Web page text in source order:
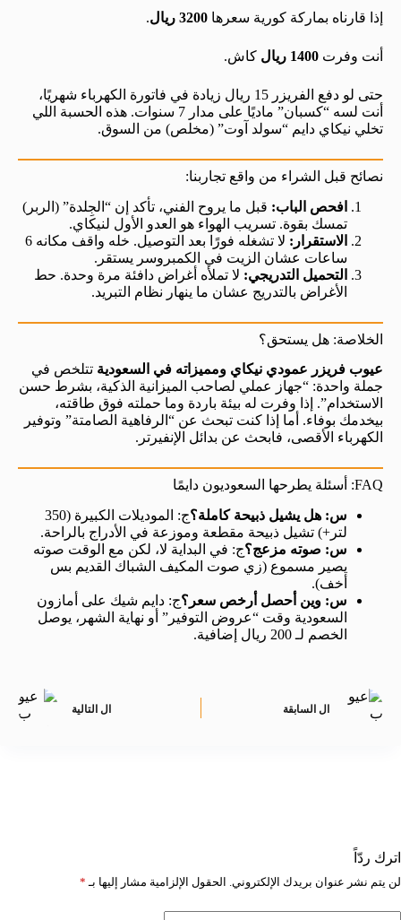
إذا قارناه بماركة كورية سعرها 3200 ريال .
أنت وفرت 1400 ريال كاش.
حتى لو دفع الفريزر 15 ريال زيادة في فاتورة الكهرباء شهريًا،
أنت لسه “كسبان” ماديًا على مدار 7 سنوات. هذه الحسبة اللي
تخلي نيكاي دايم “سولد آوت” (مخلص) من السوق.
نصائح قبل الشراء من واقع تجاربنا:
افحص الباب: قبل ما يروح الفني، تأكد إن “الجِلدة” (الربر)
تمسك بقوة. تسريب الهواء هو العدو الأول لنيكاي.
الاستقرار:
لا تشغله فورًا بعد التوصيل. خله واقف مكانه 6
ساعات عشان الزيت في الكمبروسر يستقر.
التحميل التدريجي: لا تملأه أغراض دافئة مرة وحدة. حط
الأغراض بالتدريج عشان ما ينهار نظام التبريد.
الخلاصة: هل يستحق؟
عيوب فريزر عمودي نيكاي ومميزاته في السعودية تتلخص في
جملة واحدة: “جهاز عملي لصاحب الميزانية الذكية، بشرط حسن
الاستخدام”. إذا وفرت له بيئة باردة وما حملته فوق طاقته،
بيخدمك بوفاء. أما إذا كنت تبحث عن “الرفاهية الصامتة” وتوفير
الكهرباء الأقصى، فابحث عن بدائل الإنفيرتر.
FAQ: أسئلة يطرحها السعوديون دايمًا
س: هل يشيل ذبيحة كاملة؟
ج: الموديلات الكبيرة (350
لتر+) تشيل ذبيحة مقطعة وموزعة في الأدراج بالراحة.
س: صوته مزعج؟ج: في البداية لا، لكن مع الوقت صوته
يصير مسموع (زي صوت المكيف الشباك القديم بس
أخف).
س: وين أحصل أرخص سعر؟ج: دايم شيك على أمازون
السعودية وقت “عروض التوفير” أو نهاية الشهر، يوصل
الخصم لـ 200 ريال إضافية.
ال السابقة ال التالية
اترك ردّاً
لن يتم نشر عنوان بريدك الإلكتروني. الحقول الإلزامية مشار إليها بـ *